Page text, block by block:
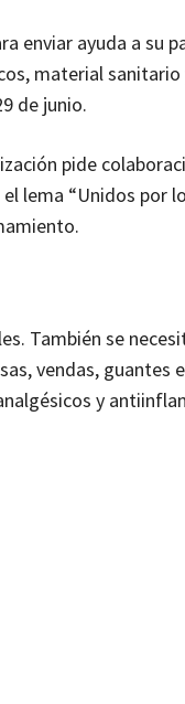
enviar ayuda a su
material
de junio.
pide
lema “Unidos por
También se
vendas, guantes
y